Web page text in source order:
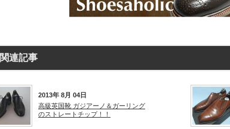
関連記事
2013年 8月 04日
高級英国靴 ガジアーノ＆ガーリング
のストレートチップ！！